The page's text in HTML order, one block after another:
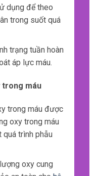
dụng để theo
trong suốt quá
trạng tuần hoàn
áp lực máu.
trong máu
trong máu được
oxy trong máu
quá trình phẫu
oxy cung